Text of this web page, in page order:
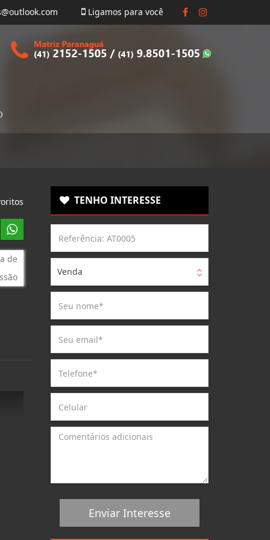
Ligamos para você
de
TENHO INTERESSE
Venda
Enviar Interesse